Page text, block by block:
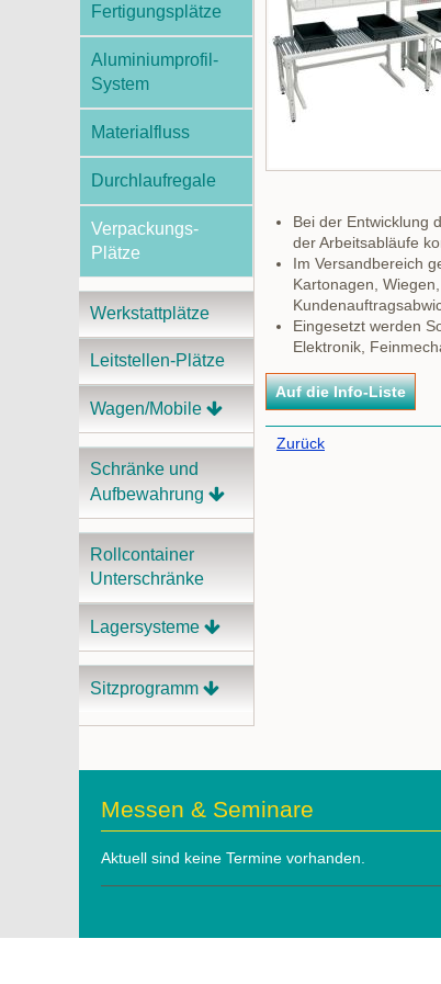
Bei der Entwicklung
der Arbeitsabläufe
Im Versandbereich
Kartonagen,
Eingesetzt werden
Elektronik,
Zurück
Fertigungsplätze
Aluminiumprofil-
System
Materialfluss
Durchlaufregale
Verpackungs-
Plätze
Werkstattplätze
Leitstellen-Plätze
Wagen/Mobile
Schränke und
Aufbewahrung
Rollcontainer
Unterschränke
Lagersysteme
Sitzprogramm
Messen & Seminare
Aktuell sind keine Termine vorhanden.